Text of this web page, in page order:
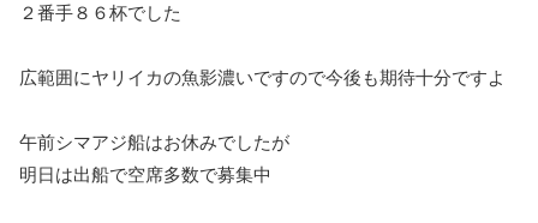
２番手８６杯でした
広範囲にヤリイカの魚影濃いですので今後も期待十分ですよ
午前シマアジ船はお休みでしたが
明日は出船で空席多数で募集中